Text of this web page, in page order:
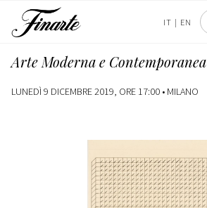
IT | EN
Arte Moderna e Contemporanea
LUNEDÌ 9 DICEMBRE 2019, ORE 17:00 • MILANO